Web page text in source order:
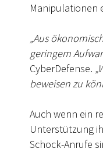
Manipulationen
„Aus
geringem
CyberDefense.
beweisen zu
Auch wenn ein
Unterstützung
Schock-Anrufe